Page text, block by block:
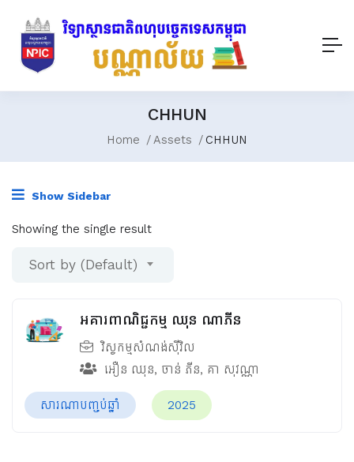
CHHUN
Home Assets CHHUN
Show Sidebar
Showing the single result
Sort by (Default)
អគារពាណិជ្ជកម្ម ឈុន ណាភីន
វិស្វកម្មសំណង់ស៊ីវិល
អឿន​ ឈុន, ចាន់​ ភីន, គា សុវណ្ណា
សារណាបញ្ចប់ឆ្នាំ 2025